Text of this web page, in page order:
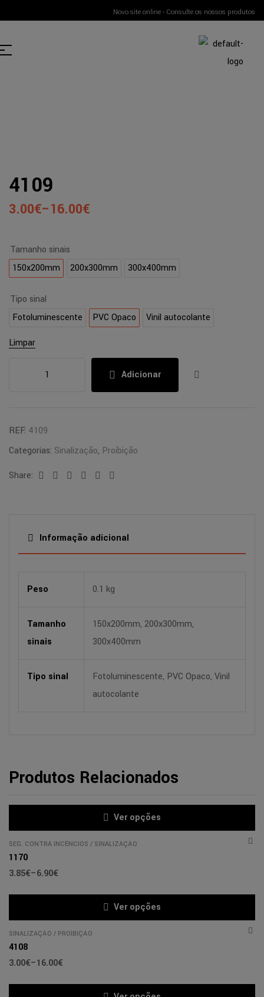
Novo site online - Consulte os nossos produtos
4109
3.00€–16.00€
Tamanho sinais
150x200mm
200x300mm 300x400mm
Tipo sinal
Fotoluminescente
PVC Opaco Vinil autocolante
Limpar
Adicionar
REF: 4109
Categorias: Sinalização, Proíbição
Share:
Facebook
TwitterLinkedinGoogle+Pinterest
Informação adicional
Peso 0.1 kg
Tamanho
sinais
150x200mm, 200x300mm,
300x400mm
Tipo sinal
Fotoluminescente, PVC Opaco, Vinil
autocolante
Produtos Relacionados
Ver opções
SEG. CONTRA INCÊNCIOS / SINALIZAÇÃO
1170
3.85€–6.90€
Ver opções
SINALIZAÇÃO / PROÍBIÇÃO
4108
3.00€–16.00€